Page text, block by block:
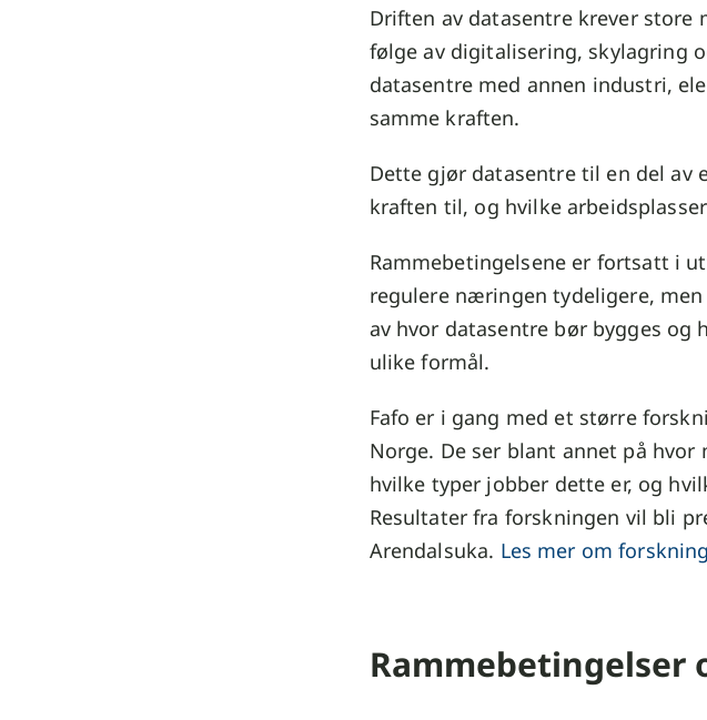
Driften av datasentre krever store
følge av digitalisering, skylagring
datasentre med annen industri,
samme kraften.
Dette gjør datasentre til en del av
kraften til, og hvilke
Rammebetingelsene er fortsatt i
regulere næringen tydeligere,
av hvor datasentre bør bygges
ulike formål.
Fafo er i gang med et større
Norge. De ser blant annet på
hvilke typer jobber dette er, og
Resultater fra forskningen vil bli
Arendalsuka. Les mer om
Rammebetingelser